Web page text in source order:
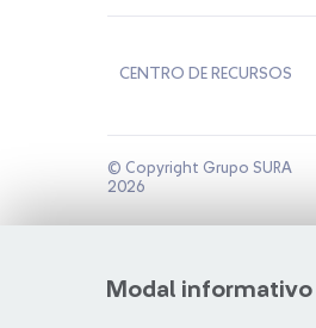
Modal informativo
CENTRO DE RECURSOS
© Copyright Grupo SURA
2026